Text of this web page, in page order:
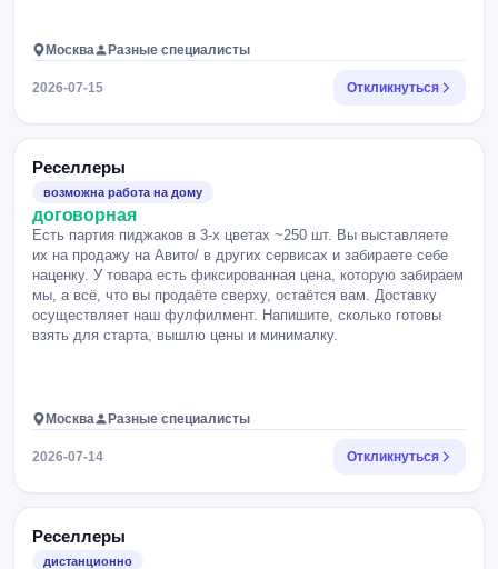
Москва Разные специалисты
2026-07-15 Откликнуться
Реселлеры
возможна работа на дому
договорная
Есть партия пиджаков в 3-х цветах ~250 шт. Вы выставляете
их на продажу на Авито/ в других сервисах и забираете себе
наценку. У товара есть фиксированная цена, которую забираем
мы, а всё, что вы продаёте сверху, остаётся вам. Доставку
осуществляет наш фулфилмент. Напишите, сколько готовы
взять для старта, вышлю цены и минималку.
Москва Разные специалисты
2026-07-14 Откликнуться
Реселлеры
дистанционно